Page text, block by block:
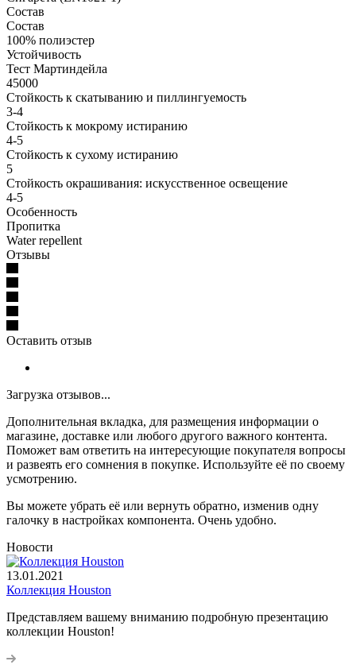
Состав
Состав
100% полиэстер
Устойчивость
Тест Мартиндейла
45000
Стойкость к скатыванию и пиллингуемость
3-4
Стойкость к мокрому истиранию
4-5
Стойкость к сухому истиранию
5
Стойкость окрашивания: искусственное освещение
4-5
Особенность
Пропитка
Water repellent
Отзывы
Оставить отзыв
Загрузка отзывов...
Дополнительная вкладка, для размещения информации о
магазине, доставке или любого другого важного контента.
Поможет вам ответить на интересующие покупателя вопросы
и развеять его сомнения в покупке. Используйте её по своему
усмотрению.
Вы можете убрать её или вернуть обратно, изменив одну
галочку в настройках компонента. Очень удобно.
Новости
13.01.2021
Коллекция Houston
Представляем вашему вниманию подробную презентацию
коллекции Houston!